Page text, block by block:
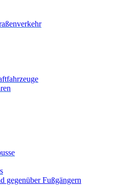
gegenüber Fußgängern